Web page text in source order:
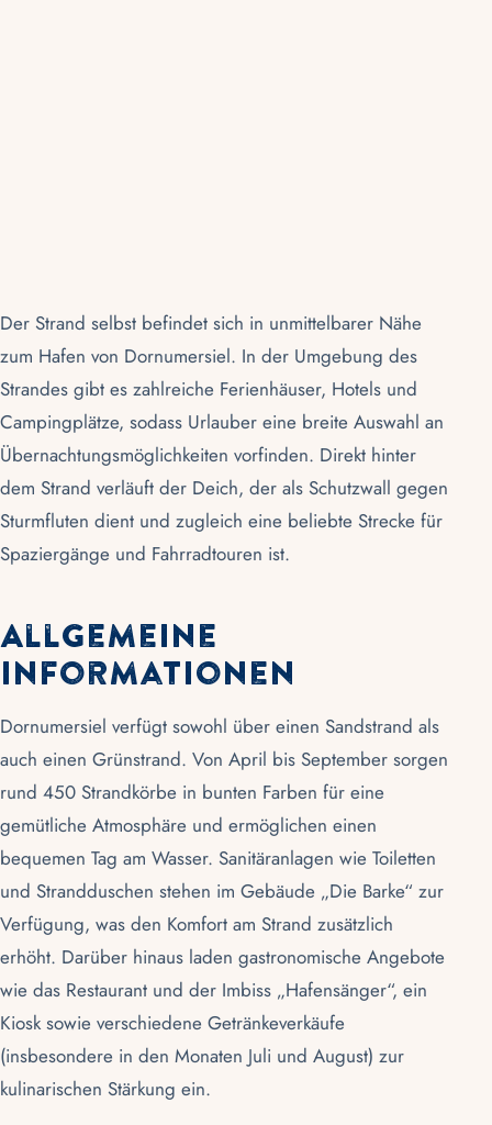
Der Strand selbst befindet sich in unmittelbarer Nähe
zum Hafen von Dornumersiel. In der Umgebung des
Strandes gibt es zahlreiche Ferienhäuser, Hotels und
Campingplätze, sodass Urlauber eine breite Auswahl an
Übernachtungsmöglichkeiten vorfinden. Direkt hinter
dem Strand verläuft der Deich, der als Schutzwall gegen
Sturmfluten dient und zugleich eine beliebte Strecke für
Spaziergänge und Fahrradtouren ist.
Allgemeine
Informationen
Dornumersiel verfügt sowohl über einen Sandstrand als
auch einen Grünstrand. Von April bis September sorgen
rund 450 Strandkörbe in bunten Farben für eine
gemütliche Atmosphäre und ermöglichen einen
bequemen Tag am Wasser. Sanitäranlagen wie Toiletten
und Strandduschen stehen im Gebäude „Die Barke“ zur
Verfügung, was den Komfort am Strand zusätzlich
erhöht. Darüber hinaus laden gastronomische Angebote
wie das Restaurant und der Imbiss „Hafensänger“, ein
Kiosk sowie verschiedene Getränkeverkäufe
(insbesondere in den Monaten Juli und August) zur
kulinarischen Stärkung ein.